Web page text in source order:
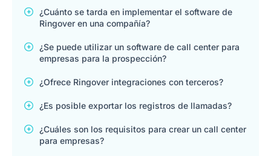
¿Cuánto se tarda en implementar el software de
Ringover en una compañía?
¿Se puede utilizar un software de call center para
empresas para la prospección?
¿Ofrece Ringover integraciones con terceros?
¿Es posible exportar los registros de llamadas?
¿Cuáles son los requisitos para crear un call center
para empresas?